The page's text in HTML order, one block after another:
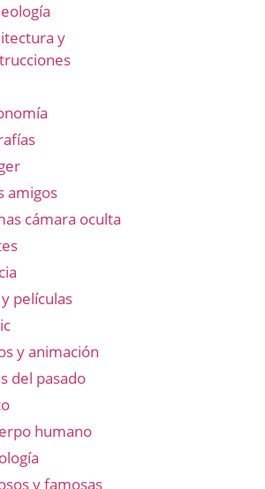
y
amigos
cámara oculta
películas
y animación
del pasado
humano
y famosas